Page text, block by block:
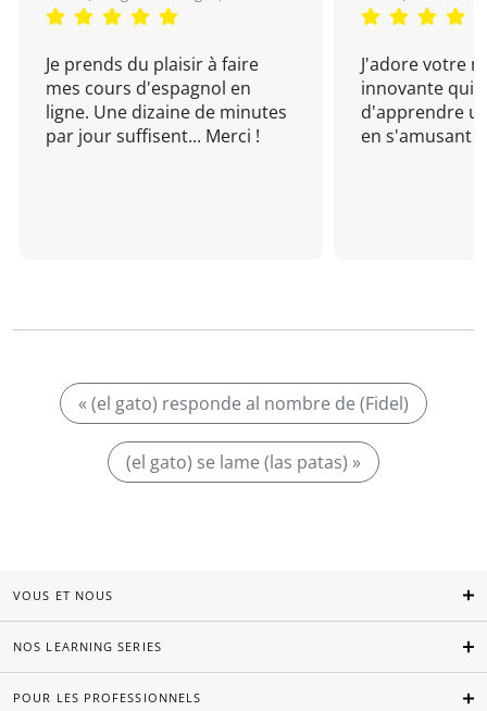
Je prends du plaisir à faire
mes cours d'espagnol en
ligne. Une dizaine de minutes
par jour suffisent... Merci !
J'adore votre
innovante qui
d'apprendre
en s'amusant !
« (el gato) responde al nombre de (Fidel)
(el gato) se lame (las patas) »
VOUS ET NOUS
NOS LEARNING SERIES
POUR LES PROFESSIONNELS